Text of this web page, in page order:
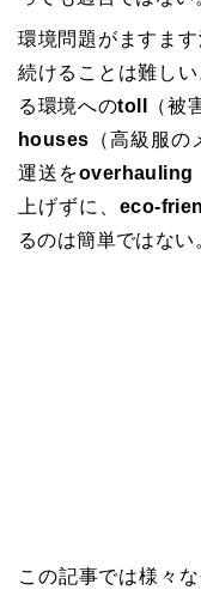
環境問題がますま
続けることは難し
る環境へのtoll （被
houses （高級服
運送をoverhauling
上げずに、eco-
るのは簡単ではない
この記事では様々